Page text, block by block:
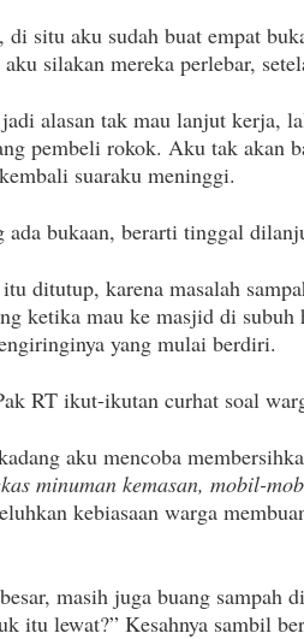
situ aku sudah buat empat
silakan mereka perlebar,
alasan tak mau lanjut kerja,
pembeli rokok. Aku tak akan
suaraku meninggi.
bukaan, berarti tinggal
ditutup, karena masalah
ketika mau ke masjid di
yang mulai berdiri.
RT ikut-ikutan curhat soal
aku mencoba
minuman kemasan, mobil-
kebiasaan warga
masih juga buang
itu lewat?” Kesahnya sambil